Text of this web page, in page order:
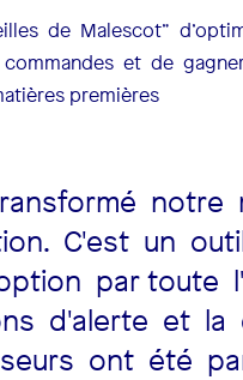
de Malescot”
et de
premières
notre
C'est un
par toute
d'alerte et la
ont été